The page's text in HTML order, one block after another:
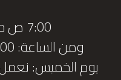
7:00 ص حتى 12:00 ظهراً
ومن الساعة: 2:00 م حتى 7:00 مساءاً.
يوم الخميس: نعمل حتى